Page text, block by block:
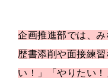
企画推進部では、
歴書添削や面接練
い！」「やりたい